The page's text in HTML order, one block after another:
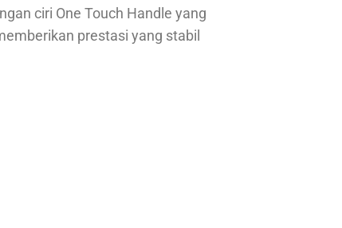
ciri One Touch Handle yang
prestasi yang stabil